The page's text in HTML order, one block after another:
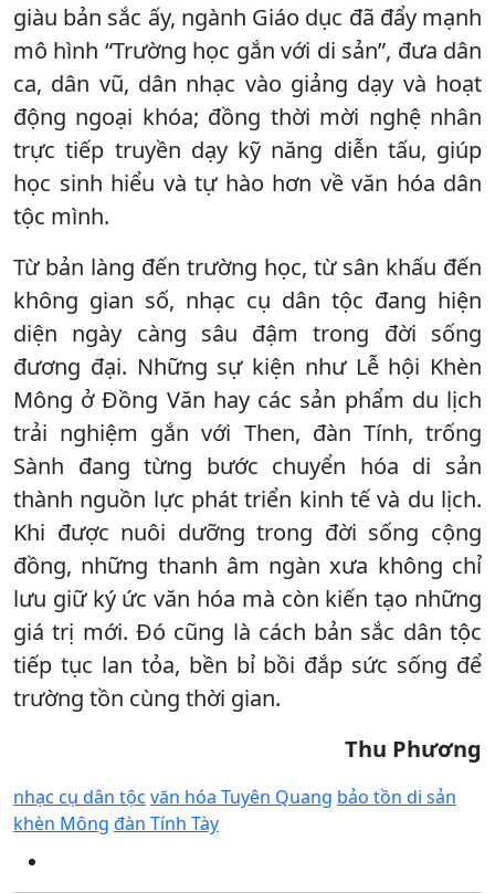
giàu bản sắc ấy, ngành Giáo dục đã đẩy mạnh
mô hình “Trường học gắn với di sản”, đưa dân
ca, dân vũ, dân nhạc vào giảng dạy và hoạt
động ngoại khóa; đồng thời mời nghệ nhân
trực tiếp truyền dạy kỹ năng diễn tấu, giúp
học sinh hiểu và tự hào hơn về văn hóa dân
tộc mình.
Từ bản làng đến trường học, từ sân khấu đến
không gian số, nhạc cụ dân tộc đang hiện
diện ngày càng sâu đậm trong đời sống
đương đại. Những sự kiện như Lễ hội Khèn
Mông ở Đồng Văn hay các sản phẩm du lịch
trải nghiệm gắn với Then, đàn Tính, trống
Sành đang từng bước chuyển hóa di sản
thành nguồn lực phát triển kinh tế và du lịch.
Khi được nuôi dưỡng trong đời sống cộng
đồng, những thanh âm ngàn xưa không chỉ
lưu giữ ký ức văn hóa mà còn kiến tạo những
giá trị mới. Đó cũng là cách bản sắc dân tộc
tiếp tục lan tỏa, bền bỉ bồi đắp sức sống để
trường tồn cùng thời gian.
Thu Phương
nhạc cụ dân tộc văn hóa Tuyên Quang bảo tồn di sản
khèn Mông đàn Tính Tày